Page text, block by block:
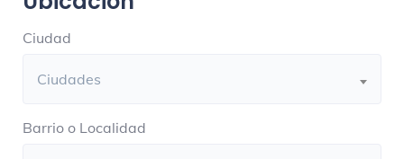
Ciudad
Ciudades
Barrio o Localidad